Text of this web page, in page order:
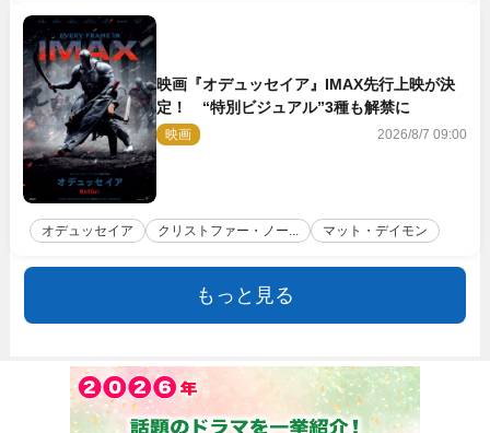
映画『オデュッセイア』IMAX先行上映が決
定！ “特別ビジュアル”3種も解禁に
映画 2026/8/7 09:00
オデュッセイア クリストファー・ノー... マット・デイモン
もっと見る